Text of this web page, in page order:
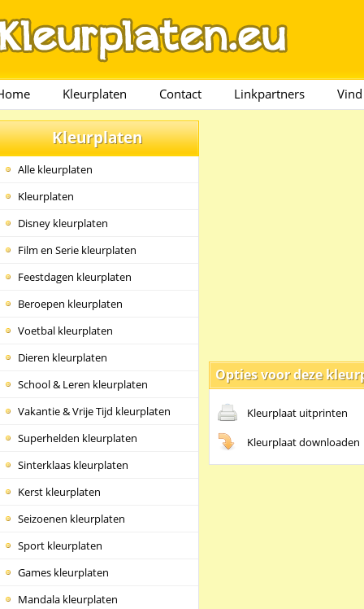
Kleurplaten Contact Linkpartners
Kleurplaten
Alle kleurplaten
Kleurplaten
Disney kleurplaten
Film en Serie kleurplaten
Feestdagen kleurplaten
Beroepen kleurplaten
Voetbal kleurplaten
Dieren kleurplaten
School & Leren kleurplaten
Vakantie & Vrije Tijd kleurplaten
Superhelden kleurplaten
Sinterklaas kleurplaten
Kerst kleurplaten
Seizoenen kleurplaten
Sport kleurplaten
Games kleurplaten
Mandala kleurplaten
Opties voor deze
Kleurplaat uitprinten
Kleurplaat downloaden